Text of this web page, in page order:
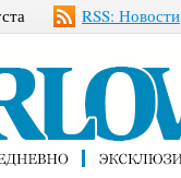
RSS: Новости